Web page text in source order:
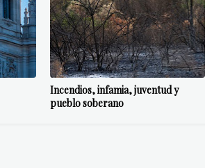
Incendios, infamia, juventud y
pueblo soberano